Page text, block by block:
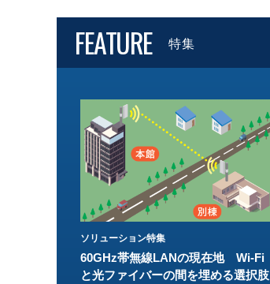
FEATURE 特集
ソリューション特集
60GHz帯無線LANの現在地 Wi-Fi
と光ファイバーの間を埋める選択肢